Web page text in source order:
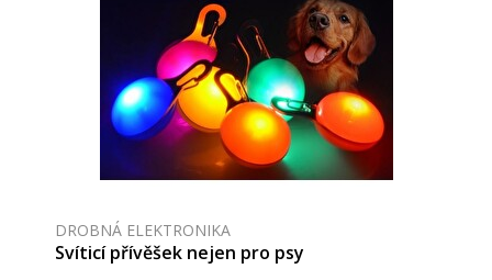
DROBNÁ ELEKTRONIKA
Svíticí přívěšek nejen pro psy